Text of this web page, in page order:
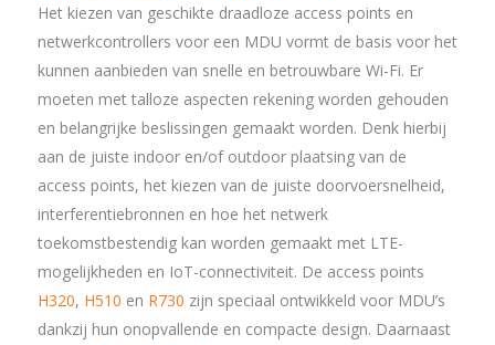
Het kiezen van geschikte draadloze access points en
netwerkcontrollers voor een MDU vormt de basis voor het
kunnen aanbieden van snelle en betrouwbare Wi-Fi. Er
moeten met talloze aspecten rekening worden gehouden
en belangrijke beslissingen gemaakt worden. Denk hierbij
aan de juiste indoor en/of outdoor plaatsing van de
access points, het kiezen van de juiste doorvoersnelheid,
interferentiebronnen en hoe het netwerk
toekomstbestendig kan worden gemaakt met LTE-
mogelijkheden en IoT-connectiviteit. De access points
H320, H510 en R730 zijn speciaal ontwikkeld voor MDU’s
dankzij hun onopvallende en compacte design. Daarnaast